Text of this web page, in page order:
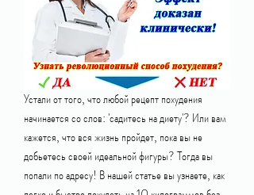
Устали от того, что любой рецепт похудения
начинается со слов: 'садитесь на диету'? Или вам
кажется, что вся жизнь пройдет, пока вы не
добьетесь своей идеальной фигуры? Тогда вы
попали по адресу! В нашей статье вы узнаете, как